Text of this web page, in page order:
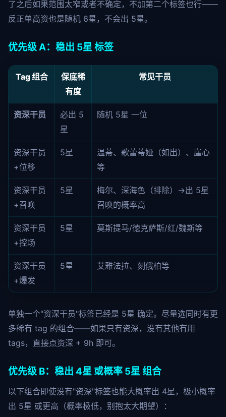
了之后如果范围太窄或者不确定，不加第二个标签也行——
反正单高资也是随机 6星，不会出 5星。
优先级 A：稳出 5星 标签
Tag 组合
保底稀
有度
常见干员
资深干员
必出 5
星
随机 5星 一位
资深干员
+位移
5星
温蒂、歌蕾蒂娅（如出）、崖心
等
资深干员
+召唤
5星
梅尔、深海色（排除）→出 5星
召唤的概率高
资深干员
+控场
5星 莫斯提马/徳克萨斯/红/魏斯等
资深干员
+爆发
5星 艾雅法拉、刻俄柏等
单独一个"资深干员"标签已经是 5星 确定。尽量选同时有更
多稀有 tag 的组合——如果只有资深，没有其他有用
tags，直接点资深 + 9h 即可。
优先级 B：稳出 4星 或概率 5星 组合
以下组合即使没有"资深"标签也能大概率出 4星，极小概率
出 5星 或更高（概率极低，别抱太大期望）：